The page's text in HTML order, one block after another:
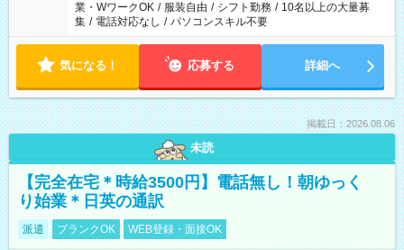
業・WワークOK / 服装自由 / シフト勤務 / 10名以上の大量募
集 / 電話対応なし / パソコンスキル不要
気になる！ 応募する 詳細へ
掲載日：2026.08.06
未読
【完全在宅＊時給3500円】電話無し！朝ゆっく
り始業＊日英の通訳
派遣 ブランクOK WEB登録・面接OK